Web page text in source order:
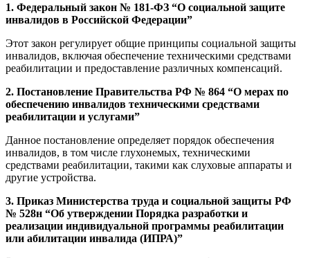
1. Федеральный закон № 181-ФЗ “О социальной защите
инвалидов в Российской Федерации”
Этот закон регулирует общие принципы социальной защиты
инвалидов, включая обеспечение техническими средствами
реабилитации и предоставление различных компенсаций.
2. Постановление Правительства РФ № 864 “О мерах по
обеспечению инвалидов техническими средствами
реабилитации и услугами”
Данное постановление определяет порядок обеспечения
инвалидов, в том числе глухонемых, техническими
средствами реабилитации, такими как слуховые аппараты и
другие устройства.
3. Приказ Министерства труда и социальной защиты РФ
№ 528н “Об утверждении Порядка разработки и
реализации индивидуальной программы реабилитации
или абилитации инвалида (ИПРА)”